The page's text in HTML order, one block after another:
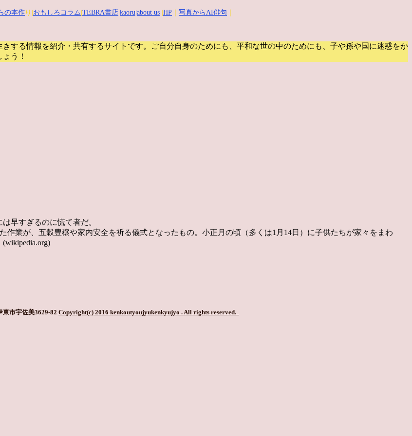
の本作 り| おもしろコラム TEBRA書店 kaoru |about us HP 写真からAI俳句
する情報を紹介・共有するサイトです。
ご自分自身のためにも、平和な世の中のためにも、子や孫や国に迷惑をか
う！
早すぎるのに慌て者だ。
作業が、五穀豊穣や家内安全を祈る儀式となったもの。小正月の頃（多くは1月14日）に子供たちが家々をまわ
市宇佐美3629-82 Copyright(c) 2016 kenkoutyoujyukenkyujyo . All rights reserved.